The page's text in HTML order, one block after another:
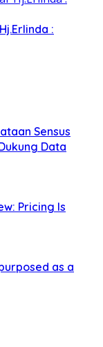
:
Sensus
Data
Pricing Is
as a